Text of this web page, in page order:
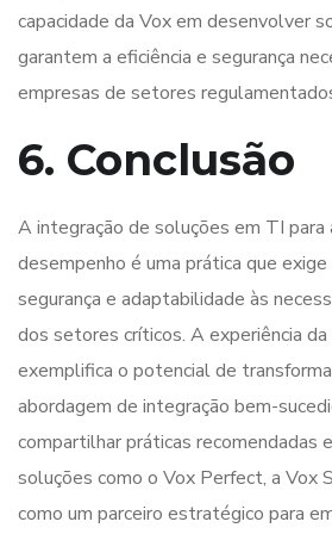
capacidade da Vox em desenvolver
garantem a eficiência e segurança
empresas de setores
6. Conclusão
A integração de soluções em TI
desempenho é uma prática que exige
segurança e adaptabilidade às
dos setores críticos. A experiência
exemplifica o potencial de
abordagem de integração bem-
compartilhar práticas recomendadas
soluções como o Vox Perfect, a Vox
como um parceiro estratégico para